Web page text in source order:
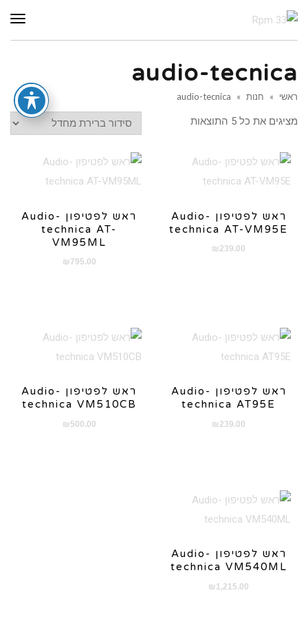
audio-tecnica
ראשי » חנות »
audio-tecnica
מציגים את כל ⁦5⁩ התוצאות
ראש לפטיפון Audio-
technica AT-VM95E
₪ 239.00
ראש לפטיפון Audio-
technica AT-
VM95ML
₪ 795.00
ראש לפטיפון Audio-
technica AT95E
₪ 239.00
ראש לפטיפון Audio-
technica VM510CB
₪ 500.00
ראש לפטיפון Audio-
technica VM540ML
₪ 1,215.00